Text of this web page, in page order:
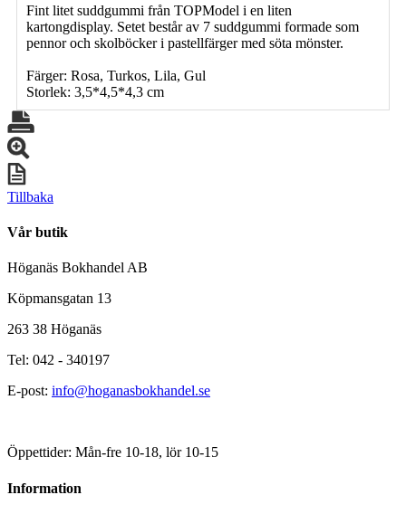
Fint litet suddgummi från TOPModel i en liten
kartongdisplay. Setet består av 7 suddgummi formade som
pennor och skolböcker i pastellfärger med söta mönster.
Färger: Rosa, Turkos, Lila, Gul
Storlek: 3,5*4,5*4,3 cm
Tillbaka
Vår butik
Höganäs Bokhandel AB
Köpmansgatan 13
263 38 Höganäs
Tel: 042 - 340197
E-post: info@hoganasbokhandel.se
Öppettider: Mån-fre 10-18, lör 10-15
Information